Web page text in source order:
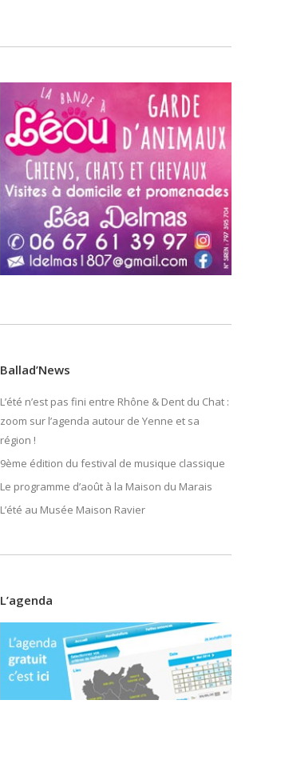
Ballad’News
L’été n’est pas fini entre Rhône & Dent du Chat :
zoom sur l’agenda autour de Yenne et sa
région !
9ème édition du festival de musique classique
Le programme d’août à la Maison du Marais
L’été au Musée Maison Ravier
L’agenda